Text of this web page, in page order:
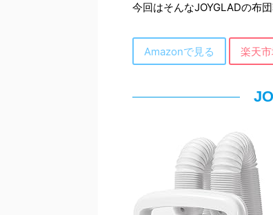
今回はそんなJOYGLADの布
Amazonで見る 楽天